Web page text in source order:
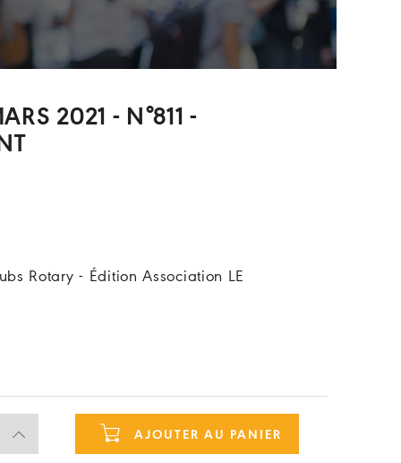
2021 - N°811 -
Rotary - Édition Association LE
AJOUTER AU PANIER